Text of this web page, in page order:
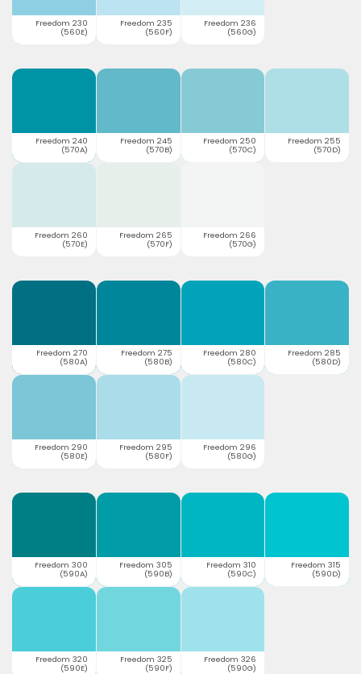
Freedom 230
(560E)
Freedom 235
(560F)
Freedom 236
(560G)
Freedom 240
(570A)
Freedom 245
(570B)
Freedom 250
(570C)
Freedom 255
(570D)
Freedom 260
(570E)
Freedom 265
(570F)
Freedom 266
(570G)
Freedom 270
(580A)
Freedom 275
(580B)
Freedom 280
(580C)
Freedom 285
(580D)
Freedom 290
(580E)
Freedom 295
(580F)
Freedom 296
(580G)
Freedom 300
(590A)
Freedom 305
(590B)
Freedom 310
(590C)
Freedom 315
(590D)
Freedom 320
(590E)
Freedom 325
(590F)
Freedom 326
(590G)